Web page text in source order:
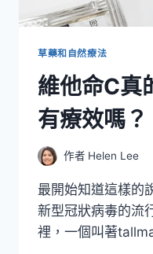
草藥和自然療法
維他命C真
有療效嗎？
作者 Helen Lee
最開始知道這樣的
新型冠狀病毒的流
裡，一個叫著